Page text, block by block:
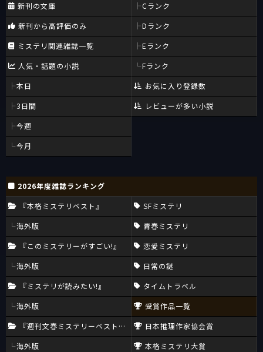
新刊の文庫
新刊から高評価のみ
ミステリ関連雑誌一覧
人気・話題の小説
本日
3日間
今週
今月
Cランク
Dランク
Eランク
Fランク
お気に入り登録数
レビューが多い小説
2026年度雑誌ランキング
『本格ミステリベスト』
海外版
『このミステリーがすごい!』
海外版
『ミステリが読みたい!』
海外版
『週刊文春ミステリーベスト10』
海外版
SFミステリ
青春ミステリ
恋愛ミステリ
日常の謎
タイムトラベル
受賞作品一覧
日本推理作家協会賞
本格ミステリ大賞